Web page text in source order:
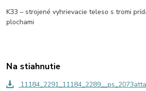
K33 – strojené vyhrievacie teleso s tromi
plochami
Na stiahnutie